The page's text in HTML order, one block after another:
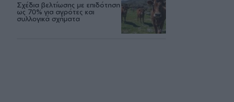
Σχέδια βελτίωσης με επιδότηση
ως 70% για αγρότες και
συλλογικά σχήματα